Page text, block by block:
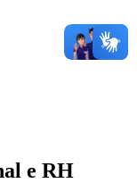
e RH